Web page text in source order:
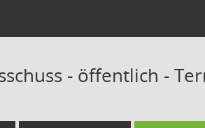
- öffentlich -